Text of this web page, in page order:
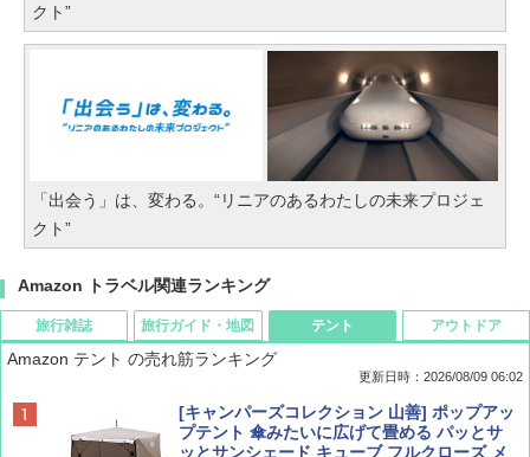
クト”
「出会う」は、変わる。“リニアのあるわたしの未来プロジェ
クト”
Amazon トラベル関連ランキング
旅行雑誌
BE-PAL(ビ-パル) 2026年 9 月号【特別付録:
SOTO ミニマル"旅"財布 ランダム2種】
旅行ガイド・地図
地球の歩き方 スター・ウォーズ
テント
Amazon テント の売れ筋ランキング
更新日時：2026/08/09 06:02
[キャンパーズコレクション 山善] ポップアッ
プテント 傘みたいに広げて畳める パッとサ
ッとサンシェード キューブ フルクローズ メ
アウトドア